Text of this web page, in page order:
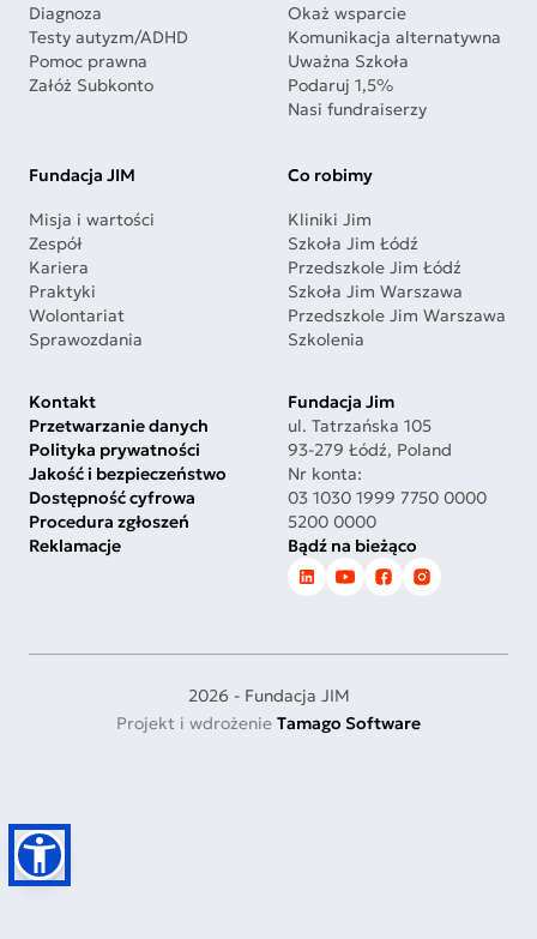
Diagnoza
Testy autyzm/ADHD
Pomoc prawna
Załóż Subkonto
Okaż wsparcie
Komunikacja alternatywna
Uważna Szkoła
Podaruj 1,5%
Nasi fundraiserzy
Fundacja JIM
Misja i wartości
Zespół
Kariera
Praktyki
Wolontariat
Sprawozdania
Co robimy
Kliniki Jim
Szkoła Jim Łódź
Przedszkole Jim Łódź
Szkoła Jim Warszawa
Przedszkole Jim Warszawa
Szkolenia
Kontakt
Przetwarzanie danych
Polityka prywatności
Jakość i bezpieczeństwo
Dostępność cyfrowa
Procedura zgłoszeń
Reklamacje
Fundacja Jim
ul. Tatrzańska 105
93-279 Łódź, Poland
Nr konta:
03 1030 1999 7750 0000
5200 0000
Bądź na bieżąco
2026 - Fundacja JIM
Projekt i wdrożenie Tamago Software